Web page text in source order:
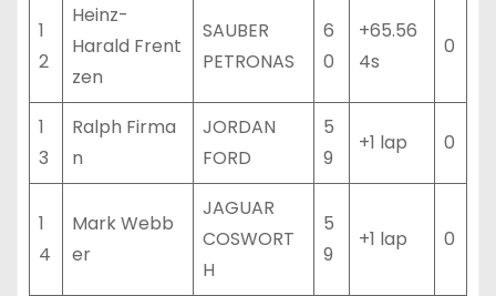
1
2
Heinz-
Harald Frent
zen
SAUBER
PETRONAS
6
0
+65.56
4s
0
1
3
Ralph Firma
n
JORDAN
FORD
5
9
+1 lap 0
1
4
Mark Webb
er
JAGUAR
COSWORT
H
5
9
+1 lap 0